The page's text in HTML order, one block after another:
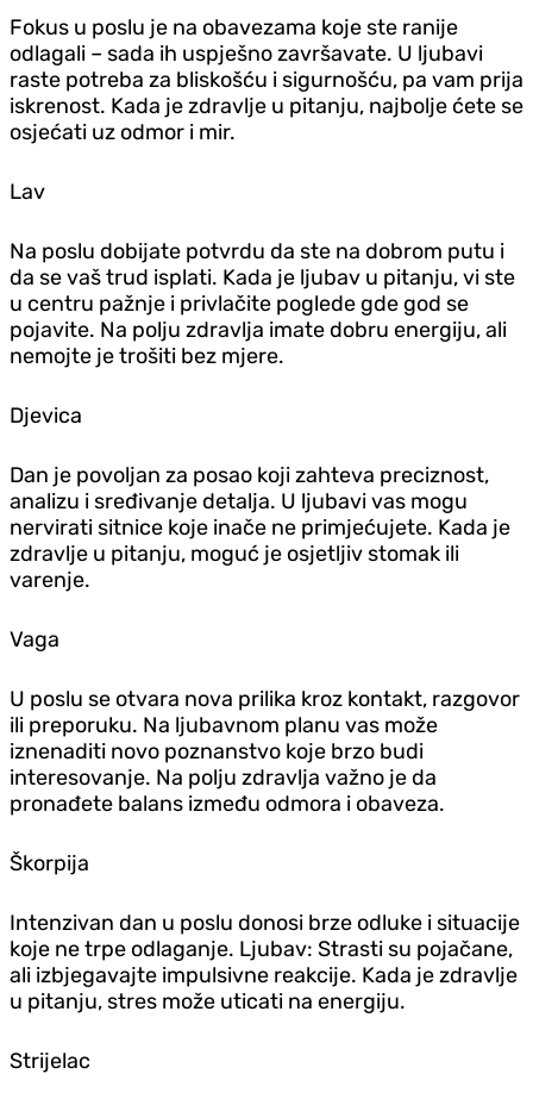
Fokus u poslu je na obavezama koje ste ranije
odlagali – sada ih uspješno završavate. U ljubavi
raste potreba za bliskošću i sigurnošću, pa vam prija
iskrenost. Kada je zdravlje u pitanju, najbolje ćete se
osjećati uz odmor i mir.
Lav
Na poslu dobijate potvrdu da ste na dobrom putu i
da se vaš trud isplati. Kada je ljubav u pitanju, vi ste
u centru pažnje i privlačite poglede gde god se
pojavite. Na polju zdravlja imate dobru energiju, ali
nemojte je trošiti bez mjere.
D‌jevica
Dan je povoljan za posao koji zahteva preciznost,
analizu i sređivanje detalja. U ljubavi vas mogu
nervirati sitnice koje inače ne primjećujete. Kada je
zdravlje u pitanju, moguć je osjetljiv stomak ili
varenje.
Vaga
U poslu se otvara nova prilika kroz kontakt, razgovor
ili preporuku. Na ljubavnom planu vas može
iznenaditi novo poznanstvo koje brzo budi
interesovanje. Na polju zdravlja važno je da
pronađete balans između odmora i obaveza.
Škorpija
Intenzivan dan u poslu donosi brze odluke i situacije
koje ne trpe odlaganje. Ljubav: Strasti su pojačane,
ali izbjegavajte impulsivne reakcije. Kada je zdravlje
u pitanju, stres može uticati na energiju.
Strijelac